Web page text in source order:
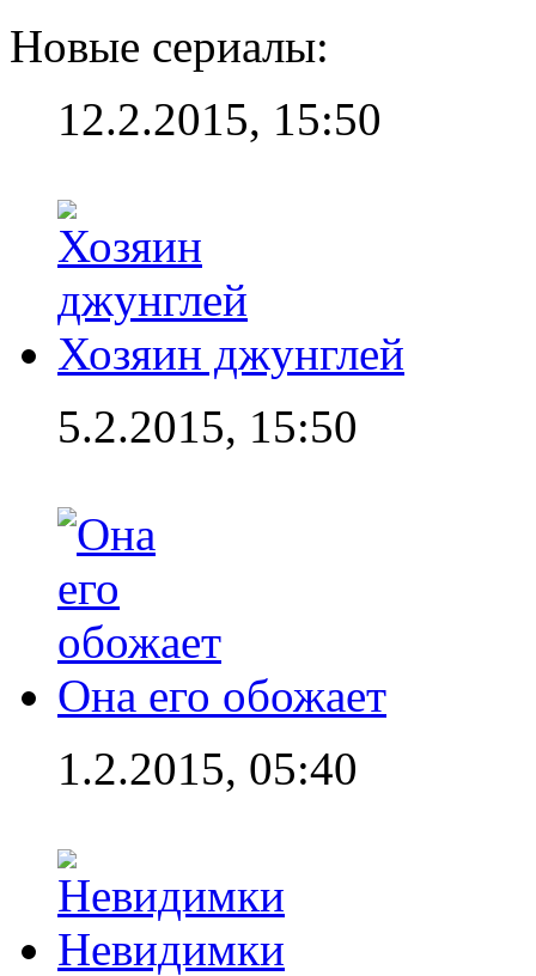
Новые сериалы:
12.2.2015, 15:50
Хозяин джунглей
5.2.2015, 15:50
Она его обожает
1.2.2015, 05:40
Невидимки